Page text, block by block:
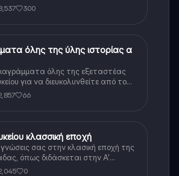
300
όλης της ύλης ιστορίας α
όλης της εξεταστέας
για να διευκολυνθείτε από το
του βιβλίου
66
κλασσική εποχή
σας στην κλασική εποχή της
όπως διδάσκεται στην Α'
0